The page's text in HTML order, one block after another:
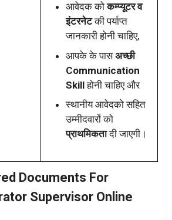
आवेदक कोकम्प्यूटर व
इंटरनेटकी पर्याप्त
जानकारी होनी चाहिए,
आपके के पासअच्छी
Communication
Skillहोनी चाहिए और
स्थानीय आवेदको सहित
उम्मीदवारों को
प्राथमिकतादी जाएगी।
Documents For
Supervisor Online